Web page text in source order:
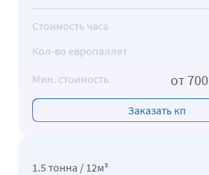
Стоимость часа
Кол-во европаллет
Мин. стоимость от
Заказать кп
1.5 тонна / 12м³